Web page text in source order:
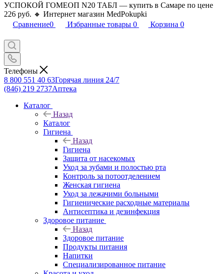
УСПОКОЙ ГОМЕОП N20 ТАБЛ — купить в Самаре по цене
226 руб. 🔸 Интернет магазин MedPokupki
Сравнение0 Избранные товары 0 Корзина 0
Телефоны
8 800 551 40 63Горячая линия 24/7
(846) 219 2737Аптека
Каталог
Назад
Каталог
Гигиена
Назад
Гигиена
Защита от насекомых
Уход за зубами и полостью рта
Контроль за потоотделением
Женская гигиена
Уход за лежачими больными
Гигиенические расходные материалы
Антисептика и дезинфекция
Здоровое питание
Назад
Здоровое питание
Продукты питания
Напитки
Специализированное питание